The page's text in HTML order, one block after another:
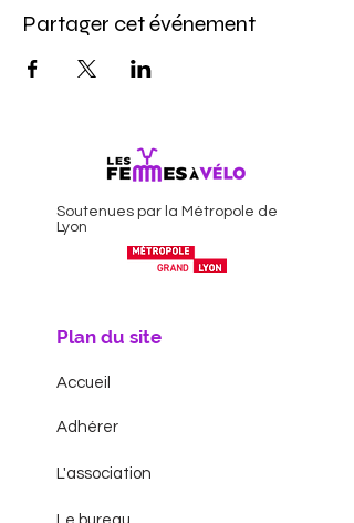
Partager cet événement
Soutenues par la Métropole de
Lyon
Plan du site
Accueil
Adhérer
L'association
Le bureau